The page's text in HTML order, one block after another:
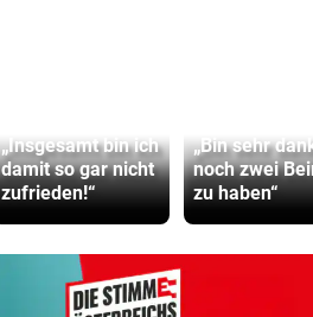
„Insgesamt bin ich
damit so gar nicht
zufrieden!“
„Bin sehr
noch zwei
zu haben“